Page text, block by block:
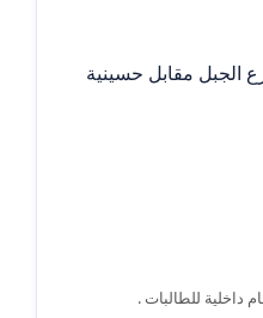
الجبل مقابل حسينية
داخلية للطالبات .